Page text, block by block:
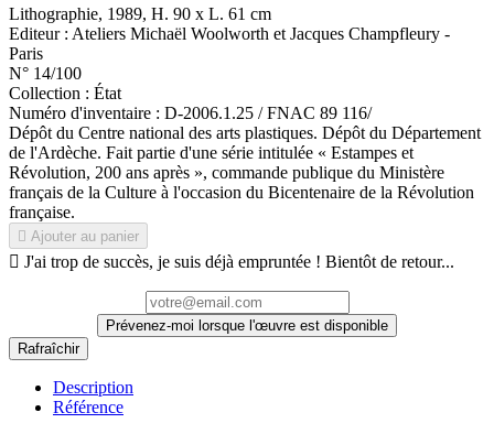
Lithographie, 1989, H. 90 x L. 61 cm
Editeur : Ateliers Michaël Woolworth et Jacques Champfleury -
Paris
N° 14/100
Collection : État
Numéro d'inventaire : D-2006.1.25 / FNAC 89 116/
Dépôt du Centre national des arts plastiques. Dépôt du Département
de l'Ardèche. Fait partie d'une série intitulée « Estampes et
Révolution, 200 ans après », commande publique du Ministère
français de la Culture à l'occasion du Bicentenaire de la Révolution
française.
 Ajouter au panier
 J'ai trop de succès, je suis déjà empruntée ! Bientôt de retour...
Prévenez-moi lorsque l'œuvre est disponible
Description
Référence